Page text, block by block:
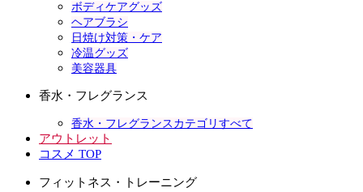
ボディケアグッズ
ヘアブラシ
日焼け対策・ケア
冷温グッズ
美容器具
香水・フレグランス
香水・フレグランスカテゴリすべて
アウトレット
コスメ TOP
フィットネス・トレーニング